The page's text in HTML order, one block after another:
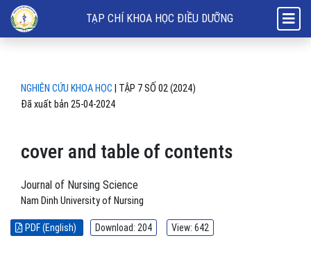
cover and table of contents
TẠP CHÍ KHOA HỌC ĐIỀU DƯỠNG
NGHIÊN CỨU KHOA HỌC TẬP 7 SỐ 02 (2024)
cover and table of contents
Đã xuất bản 25-04-2024
Journal of Nursing Science
Nam Dinh University of Nursing
PDF (English) Download: 204 View: 642